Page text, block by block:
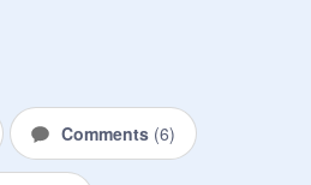
Comments (6)